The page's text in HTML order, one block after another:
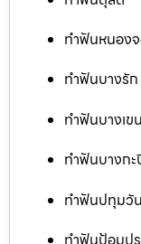
ทำฟันหนอง
ทำฟันบางรัก
ทำฟันบางเขน
ทำฟันบางกะ
ทำฟันปทุมวัน